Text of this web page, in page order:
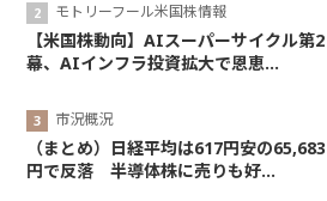
モトリーフール米国株情報
【米国株動向】AIスーパーサイクル第2
幕、AIインフラ投資拡大で恩恵...
市況概況
（まとめ）日経平均は617円安の65,683
円で反落 半導体株に売りも好...